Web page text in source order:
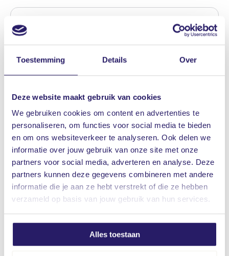
Toestemming Details Over
Deze website maakt gebruik van cookies
We gebruiken cookies om content en advertenties te
personaliseren, om functies voor social media te bieden
en om ons websiteverkeer te analyseren. Ook delen we
informatie over jouw gebruik van onze site met onze
partners voor social media, adverteren en analyse. Deze
partners kunnen deze gegevens combineren met andere
informatie die je aan ze hebt verstrekt of die ze hebben
verzameld op basis van jouw gebruik van hun services.
Alles toestaan
E-mail
Telefoonnummer
Waar ken je ons van?
Eerder afgenomen dienst bij ons
Aanbeveling van een vriend, familielid of collega